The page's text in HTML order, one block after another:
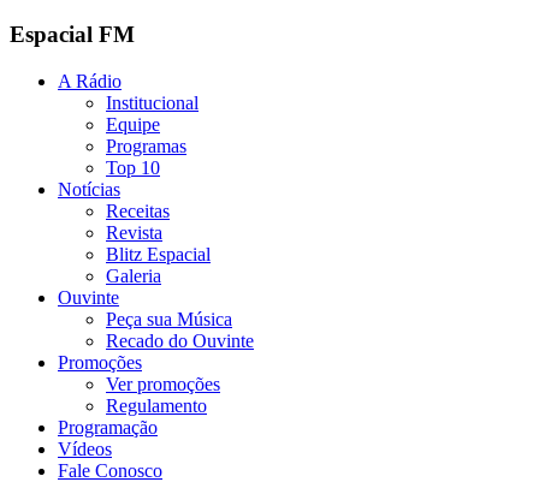
Espacial FM
A Rádio
Institucional
Equipe
Programas
Top 10
Notícias
Receitas
Revista
Blitz Espacial
Galeria
Ouvinte
Peça sua Música
Recado do Ouvinte
Promoções
Ver promoções
Regulamento
Programação
Vídeos
Fale Conosco